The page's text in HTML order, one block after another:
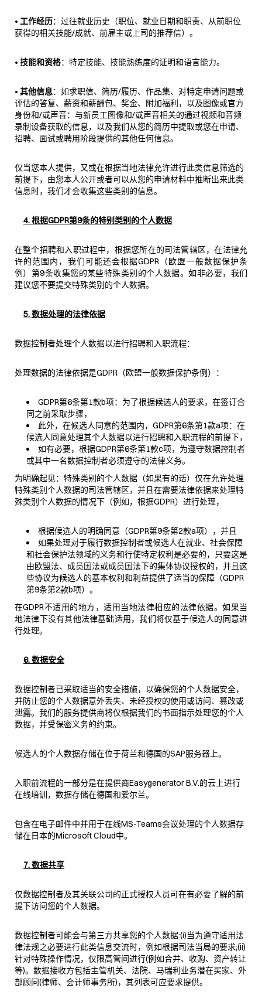
• 工作经历：过往就业历史（职位、就业日期和职责、从前职位
获得的相关技能/成就、前雇主或上司的推荐信）。
• 技能和资格：特定技能、技能熟练度的证明和语言能力。
• 其他信息：如求职信、简历/履历、作品集、对特定申请问题或
评估的答复、薪资和薪酬包、奖金、附加福利，以及图像或官方
身份和/或声音：与新员工图像和/或声音相关的通过视频和音频
录制设备获取的信息，以及我们从您的简历中提取或您在申请、
招聘、面试或聘用阶段提供的其他任何信息。
仅当您本人提供，又或在根据当地法律允许进行此类信息筛选的
前提下，由您本人公开或者可以从您的申请材料中推断出来此类
信息时，我们才会收集这些类别的信息。
4. 根据GDPR第9条的特别类别的个人数据
在整个招聘和入职过程中，根据您所在的司法管辖区，在法律允
许的范围内，我们可能还会根据GDPR（欧盟一般数据保护条
例）第9条收集您的某些特殊类别的个人数据。如非必要，我们
建议您不要提交特殊类别的个人数据。
5. 数据处理的法律依据
数据控制者处理个人数据以进行招聘和入职流程：
处理数据的法律依据是GDPR（欧盟一般数据保护条例）：
GDPR第6条第1款b项：为了根据候选人的要求，在签订合
同之前采取步骤，
此外，在候选人同意的范围内，GDPR第6条第1款a项：在
候选人同意处理其个人数据以进行招聘和入职流程的前提下，
如有必要，根据GDPR第6条第1款c项，为遵守数据控制者
或其中一名数据控制者必须遵守的法律义务。
为明确起见：特殊类别的个人数据（如果有的话）仅在允许处理
特殊类别个人数据的司法管辖区，并且在需要法律依据来处理特
殊类别个人数据的情况下（例如，根据GDPR）进行处理，
根据候选人的明确同意（GDPR第9条第2款a项），并且
如果处理对于履行数据控制者或候选人在就业、社会保障
和社会保护法领域的义务和行使特定权利是必要的，只要这是
由欧盟法、成员国法或成员国法下的集体协议授权的，并且这
些协议为候选人的基本权利和利益提供了适当的保障（GDPR
第9条第2款b项）。
在GDPR不适用的地方，适用当地法律相应的法律依据。如果当
地法律下没有其他法律基础适用，我们将仅基于候选人的同意进
行处理。
6. 数据安全
数据控制者已采取适当的安全措施，以确保您的个人数据安全，
并防止您的个人数据意外丢失、未经授权的使用或访问、篡改或
泄露。我们的服务提供商将仅根据我们的书面指示处理您的个人
数据，并受保密义务的约束。
候选人的个人数据存储在位于荷兰和德国的SAP服务器上。
入职前流程的一部分是在提供商Easygenerator B.V.的云上进行
在线培训，数据存储在德国和爱尔兰。
包含在电子邮件中并用于在线MS-Teams会议处理的个人数据存
储在日本的Microsoft Cloud中。
7. 数据共享
仅数据控制者及其关联公司的正式授权人员可在有必要了解的前
提下访问您的个人数据。
数据控制者可能会与第三方共享您的个人数据:(i)当为遵守适用法
律法规之必要进行此类信息交流时，例如根据司法当局的要求;(ii)
针对特殊操作情况，仅限高管间进行(例如合并、收购、资产转让
等)。数据接收方包括主管机关、法院、马瑞利业务潜在买家、外
部顾问(律师、会计师事务所)，其列表可应要求提供。